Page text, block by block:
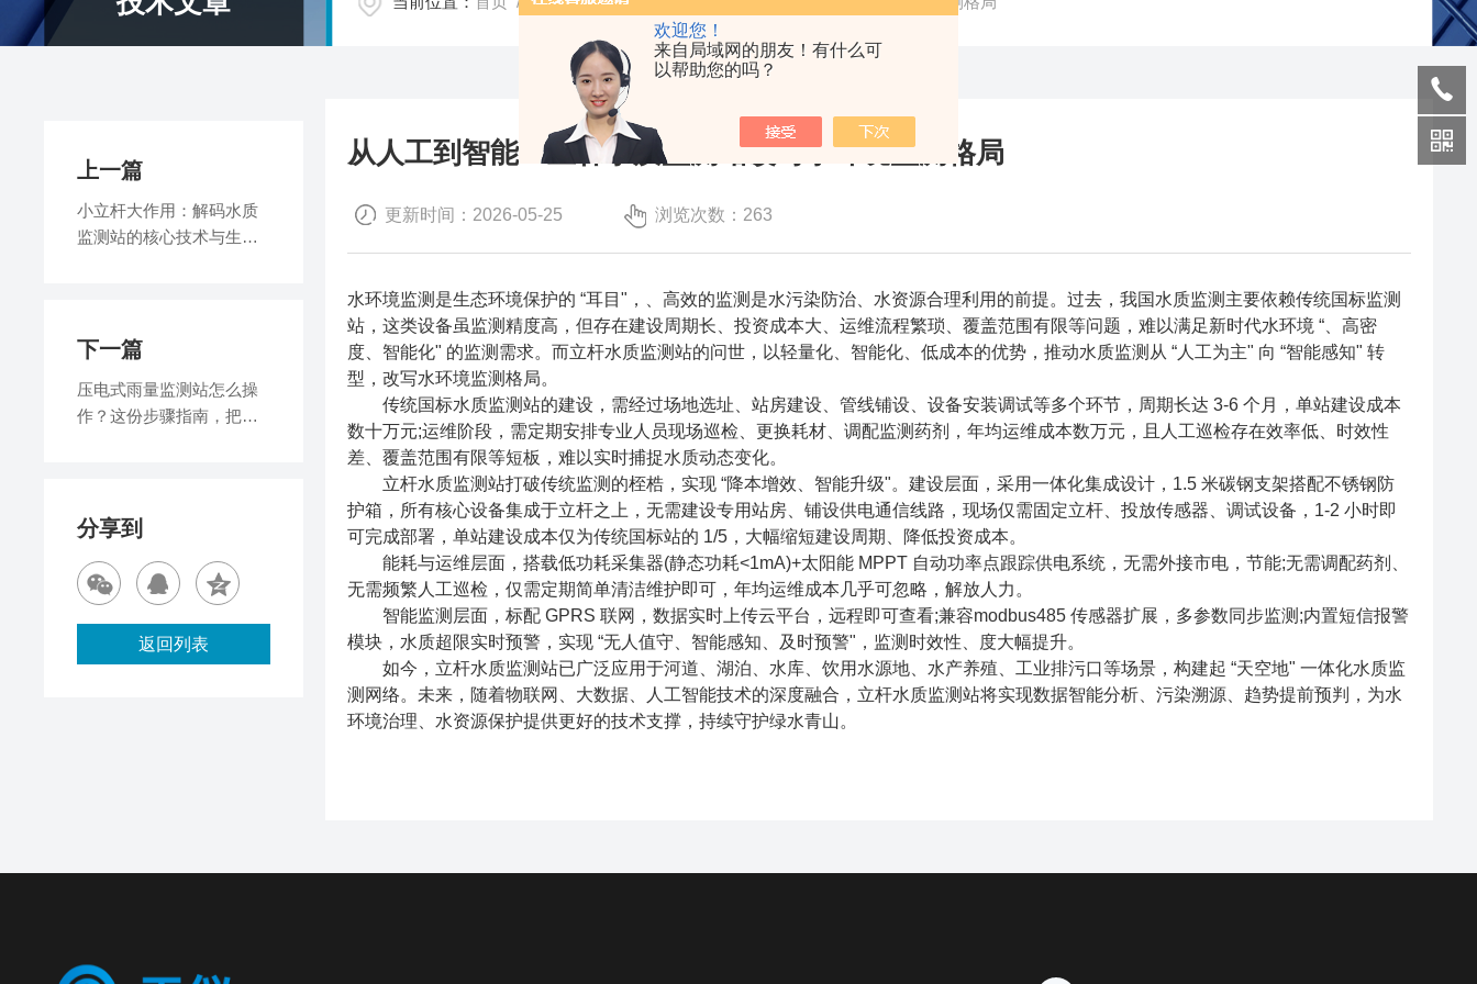
欢迎您！
来自局域网的朋友！有什么可
以帮助您的吗？
从人工到智能：立杆水质监测站改写水环境监测格局
更新时间：2026-05-25 浏览次数：263
水环境监测是生态环境保护的 “耳目"，、高效的监测是水污染防治、水资源合理利用的前提。过去，我国水质监测主要依赖传统国标监测
站，这类设备虽监测精度高，但存在建设周期长、投资成本大、运维流程繁琐、覆盖范围有限等问题，难以满足新时代水环境 “、高密
度、智能化" 的监测需求。而立杆水质监测站的问世，以轻量化、智能化、低成本的优势，推动水质监测从 “人工为主" 向 “智能感知" 转
型，改写水环境监测格局。
传统国标水质监测站的建设，需经过场地选址、站房建设、管线铺设、设备安装调试等多个环节，周期长达 3-6 个月，单站建设成本
数十万元;运维阶段，需定期安排专业人员现场巡检、更换耗材、调配监测药剂，年均运维成本数万元，且人工巡检存在效率低、时效性
差、覆盖范围有限等短板，难以实时捕捉水质动态变化。
立杆水质监测站打破传统监测的桎梏，实现 “降本增效、智能升级"。建设层面，采用一体化集成设计，1.5 米碳钢支架搭配不锈钢防
护箱，所有核心设备集成于立杆之上，无需建设专用站房、铺设供电通信线路，现场仅需固定立杆、投放传感器、调试设备，1-2 小时即
可完成部署，单站建设成本仅为传统国标站的 1/5，大幅缩短建设周期、降低投资成本。
能耗与运维层面，搭载低功耗采集器(静态功耗<1mA)+太阳能 MPPT 自动功率点跟踪供电系统，无需外接市电，节能;无需调配药剂、
无需频繁人工巡检，仅需定期简单清洁维护即可，年均运维成本几乎可忽略，解放人力。
智能监测层面，标配 GPRS 联网，数据实时上传云平台，远程即可查看;兼容modbus485 传感器扩展，多参数同步监测;内置短信报警
模块，水质超限实时预警，实现 “无人值守、智能感知、及时预警"，监测时效性、度大幅提升。
如今，立杆水质监测站已广泛应用于河道、湖泊、水库、饮用水源地、水产养殖、工业排污口等场景，构建起 “天空地" 一体化水质监
测网络。未来，随着物联网、大数据、人工智能技术的深度融合，立杆水质监测站将实现数据智能分析、污染溯源、趋势提前预判，为水
环境治理、水资源保护提供更好的技术支撑，持续守护绿水青山。
上一篇
小立杆大作用：解码水质
监测站的核心技术与生态
下一篇
压电式雨量监测站怎么操
作？这份步骤指南，把细
分享到
返回列表